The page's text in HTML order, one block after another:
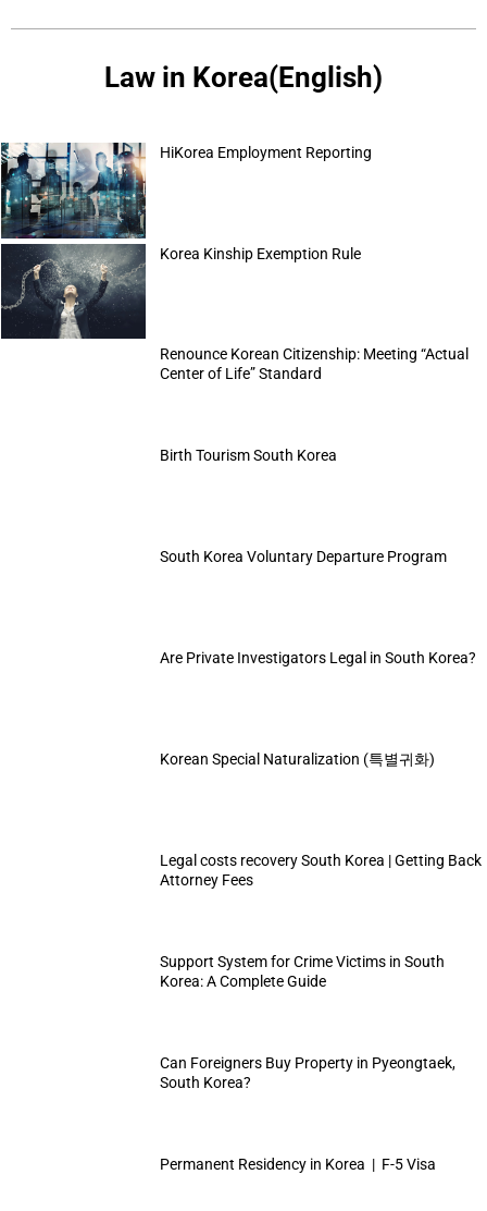
Law in Korea(English)
HiKorea Employment Reporting
Korea Kinship Exemption Rule
Renounce Korean Citizenship: Meeting “Actual
Center of Life” Standard
Birth Tourism South Korea
South Korea Voluntary Departure Program
Are Private Investigators Legal in South Korea?
Korean Special Naturalization (특별귀화)
Legal costs recovery South Korea | Getting Back
Attorney Fees
Support System for Crime Victims in South
Korea: A Complete Guide
Can Foreigners Buy Property in Pyeongtaek,
South Korea?
Permanent Residency in Korea | F-5 Visa